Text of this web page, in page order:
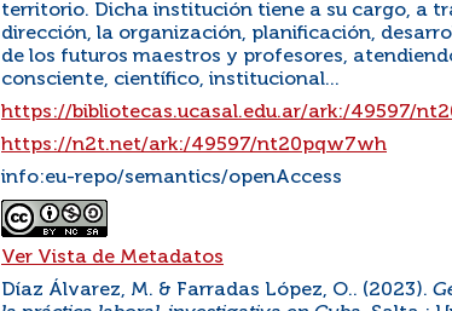
territorio. Dicha institución tiene a su cargo, a
dirección, la organización, planificación,
de los futuros maestros y profesores,
consciente, científico, institucional...
https://bibliotecas.ucasal.edu.ar/ark:/49597/
https://n2t.net/ark:/49597/nt20pqw7wh
info:eu-repo/semantics/openAccess
Ver Vista de Metadatos
Díaz Álvarez, M. & Farradas López, O.. (2023).